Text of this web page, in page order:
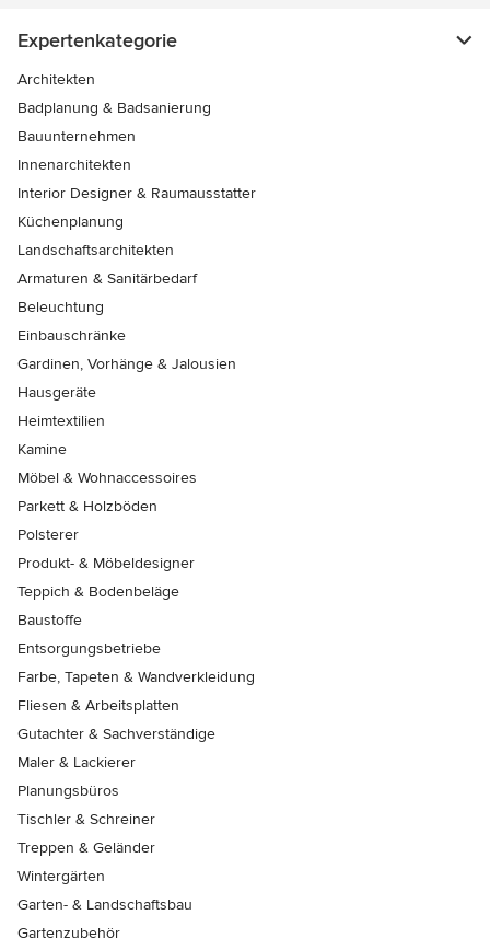
Expertenkategorie
Architekten
Badplanung & Badsanierung
Bauunternehmen
Innenarchitekten
Interior Designer & Raumausstatter
Küchenplanung
Landschaftsarchitekten
Armaturen & Sanitärbedarf
Beleuchtung
Einbauschränke
Gardinen, Vorhänge & Jalousien
Hausgeräte
Heimtextilien
Kamine
Möbel & Wohnaccessoires
Parkett & Holzböden
Polsterer
Produkt- & Möbeldesigner
Teppich & Bodenbeläge
Baustoffe
Entsorgungsbetriebe
Farbe, Tapeten & Wandverkleidung
Fliesen & Arbeitsplatten
Gutachter & Sachverständige
Maler & Lackierer
Planungsbüros
Tischler & Schreiner
Treppen & Geländer
Wintergärten
Garten- & Landschaftsbau
Gartenzubehör